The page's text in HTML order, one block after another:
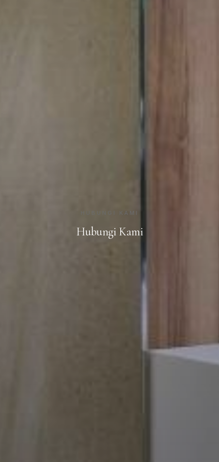
HUBUNGI KAMI
Hubungi Kami